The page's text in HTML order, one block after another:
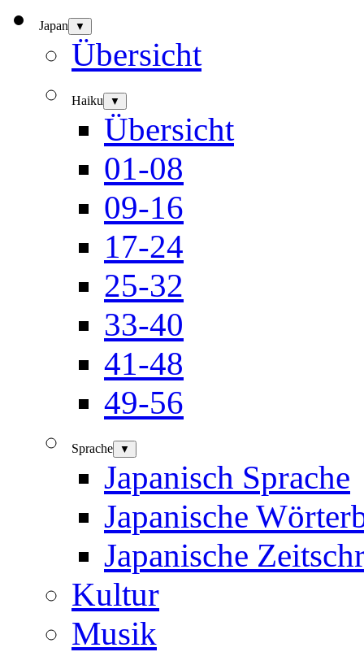
Japan ▼
Übersicht
Haiku ▼
Übersicht
01-08
09-16
17-24
25-32
33-40
41-48
49-56
Sprache ▼
Japanisch Sprache
Japanische
Japanische
Kultur
Musik